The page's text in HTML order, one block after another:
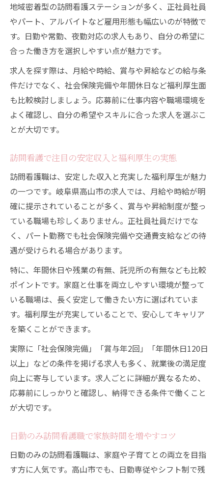
訪問看護師の安全対策とサポート体制につ
いて
家族と両立できる働き方を訪問看護で実現
由
日勤中心の訪問看護が家庭に優しい働き方
訪問看護師の育児支援や福利厚生を徹底解
説
ブランク復帰も安心な訪問看護のサポート
体制
新たな一歩を岐阜高山市の訪問看護で踏み出す
訪問看護でキャリアチェンジを成功させる
方法
未経験から始める訪問看護の魅力と成長事
例
Uターン・Iターン歓迎の訪問看護求人の特
徴
訪問看護で得られる新たなやりがいと出会
い
訪問看護師として地域に貢献する働き方と
は
地域密着型の訪問看護ステーションが多く、正社員社員
やパート、アルバイトなど雇用形態も幅広いのが特徴で
す。日勤や常勤、夜勤対応の求人もあり、自分の希望に
合った働き方を選択しやすい点が魅力です。
求人を探す際は、月給や時給、賞与や昇給などの給与条
件だけでなく、社会保険完備や年間休日など福利厚生面
も比較検討しましょう。応募前に仕事内容や職場環境を
よく確認し、自分の希望やスキルに合った求人を選ぶこ
とが大切です。
訪問看護で注目の安定収入と福利厚生の実態
訪問看護職は、安定した収入と充実した福利厚生が魅力
の一つです。岐阜県高山市の求人では、月給や時給が明
確に提示されていることが多く、賞与や昇給制度が整っ
ている職場も珍しくありません。正社員社員だけでな
く、パート勤務でも社会保険完備や交通費支給などの待
遇が受けられる場合があります。
特に、年間休日や残業の有無、託児所の有無なども比較
ポイントです。家庭と仕事を両立しやすい環境が整って
いる職場は、長く安定して働きたい方に選ばれていま
す。福利厚生が充実していることで、安心してキャリア
を築くことができます。
実際に「社会保険完備」「賞与年2回」「年間休日120日
以上」などの条件を掲げる求人も多く、就業後の満足度
向上に寄与しています。求人ごとに詳細が異なるため、
応募前にしっかりと確認し、納得できる条件で働くこと
が大切です。
日勤のみ訪問看護職で家族時間を増やすコツ
日勤のみの訪問看護職は、家庭や子育てとの両立を目指
す方に人気です。高山市でも、日勤専従やシフト制で残